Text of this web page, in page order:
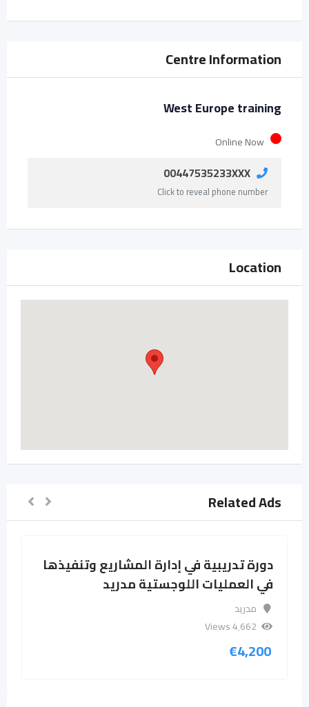
Centre Information
West Europe training
Online Now
00447535233XXX
Click to reveal phone number
Location
Related Ads
دورة تدريبية في إدارة المشاريع وتنفيذها
في العمليات اللوجستية مدريد
مدريد
4٬662 Views
€4,200